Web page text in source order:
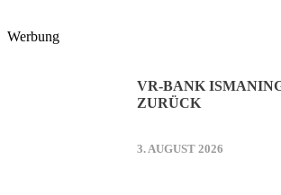
VR-BANK
ZURÜCK
3. AUGUST 2026
Werbung